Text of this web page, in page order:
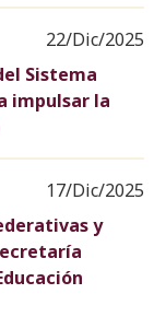
22/Dic/2025
Sistema
impulsar la
17/Dic/2025
y